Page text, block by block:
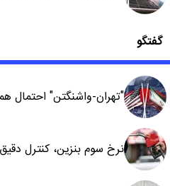
گفتگو
"تهران-واشنگتن" احتمال
نرخ سوم بنزین، کنترل